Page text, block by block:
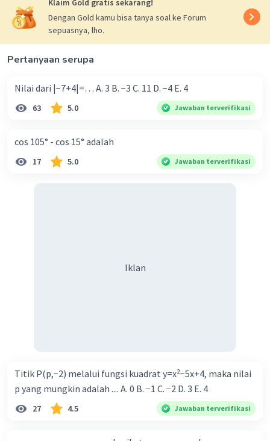
Klaim Gold gratis sekarang!
Dengan Gold kamu bisa tanya soal ke Forum
sepuasnya, lho.
Pertanyaan serupa
Nilai dari |−7+4|=… A. 3 B. −3 C. 11 D. −4 E. 4
63 5.0 Jawaban terverifikasi
cos 105° - cos 15° adalah
17 5.0 Jawaban terverifikasi
Iklan
Titik P(p,−2) melalui fungsi kuadrat y=x²−5x+4, maka nilai
p yang mungkin adalah .... A. 0 B. −1 C. −2 D. 3 E. 4
27 4.5 Jawaban terverifikasi